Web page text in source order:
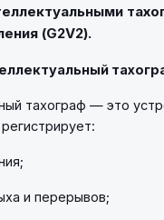
(G2V2).
тахограф — это
и перерывов;